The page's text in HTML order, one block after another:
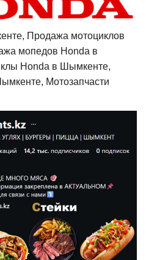
Продажа мотоциклов
мопедов Honda в
Honda в Шымкенте,
Мотозапчасти